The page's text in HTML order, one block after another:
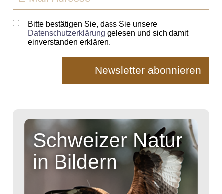
Bitte bestätigen Sie, dass Sie unsere
Datenschutzerklärung gelesen und sich damit
einverstanden erklären.
Schweizer Natur
in Bildern